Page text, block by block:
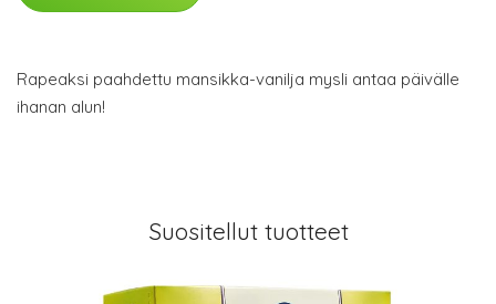
Rapeaksi paahdettu mansikka-vanilja mysli antaa päivälle
ihanan alun!
Suositellut tuotteet